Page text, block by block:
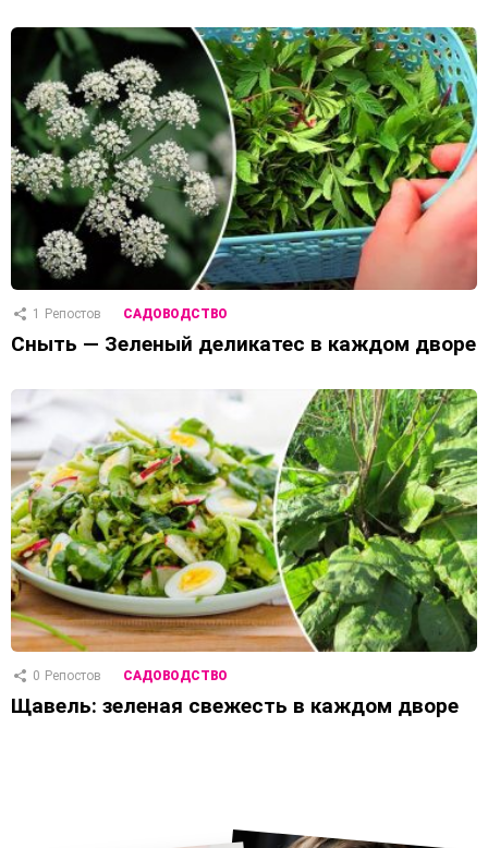
1 Репостов САДОВОДСТВО
Сныть — Зеленый деликатес в каждом дворе
0 Репостов САДОВОДСТВО
Щавель: зеленая свежесть в каждом дворе